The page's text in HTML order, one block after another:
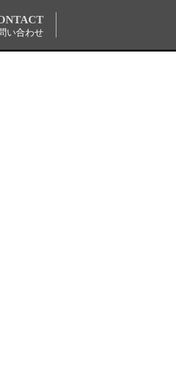
い合わせ